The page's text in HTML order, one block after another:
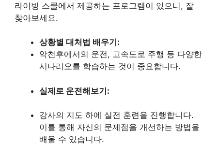
라이빙 스쿨에서 제공하는 프로그램이 있으니, 잘
찾아보세요.
상황별 대처법 배우기:
악천후에서의 운전, 고속도로 주행 등 다양한
시나리오를 학습하는 것이 중요합니다.
실제로 운전해보기:
강사의 지도 하에 실전 훈련을 진행합니다.
이를 통해 자신의 문제점을 개선하는 방법을
배울 수 있습니다.